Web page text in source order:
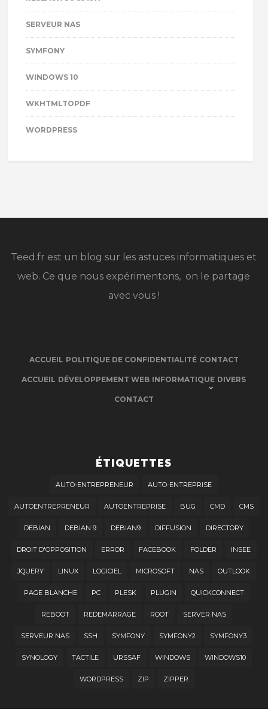
SERVEUR NAS
SYMFONY
WINDOWS 10
WKHTMLTOPDF
WORDPRESS
Teed.fr est un blog sur les astuces informatiques et
web. Ce que nous expérimentons, on le partage
avec vous !
ACCUEIL POLITIQUE DE CONFIDENTIALITÉ CONTACT
ACCUEIL DÉVELOPPEMENT WEB INFORMATIQUE DIVERS
CONTACT
ÉTIQUETTES
AUTO-ENTREPRENEUR AUTO-ENTREPRISE
AUTOENTREPRENEUR AUTOENTREPRISE BUG CMD CMS
DEBIAN DEBIAN 9 DEBIAN9 DIFFUSION DIRECTORY
DROIT D'OPPOSITION ERROR FACEBOOK FOLDER INSEE
JQUERY LINUX LOGICIEL MICROSOFT NAS OUTLOOK
PAGE BLANCHE PC PLESK PLUGIN QUICKCONNECT
REBOOT REDEMARRAGE ROOT SERVER NAS
SERVEUR NAS SSH SYMFONY SYMFONY2 SYMFONY3
SYNOLOGY TACTILE URSSAF WINDOWS WINDOWS10
WORDPRESS ZIP ZIPPER